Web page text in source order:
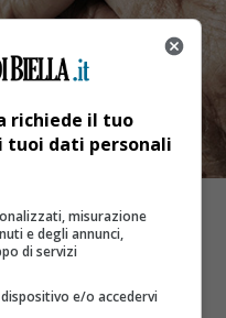
richiede il tuo
tuoi dati personali
misurazione
e degli annunci,
di servizi
e/o accedervi